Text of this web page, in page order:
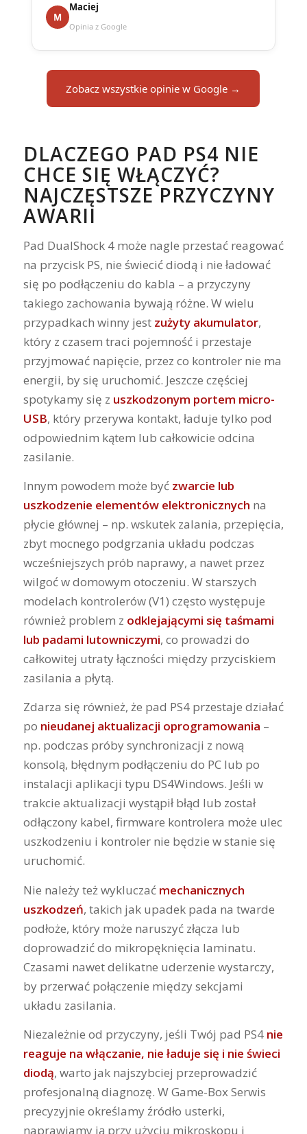
M
Maciej
Opinia z Google
Zobacz wszystkie opinie w Google →
DLACZEGO PAD PS4 NIE
CHCE SIĘ WŁĄCZYĆ?
NAJCZĘSTSZE PRZYCZYNY
AWARII
Pad DualShock 4 może nagle przestać reagować
na przycisk PS, nie świecić diodą i nie ładować
się po podłączeniu do kabla – a przyczyny
takiego zachowania bywają różne. W wielu
przypadkach winny jest zużyty akumulator,
który z czasem traci pojemność i przestaje
przyjmować napięcie, przez co kontroler nie ma
energii, by się uruchomić. Jeszcze częściej
spotykamy się z uszkodzonym portem micro-
USB, który przerywa kontakt, ładuje tylko pod
odpowiednim kątem lub całkowicie odcina
zasilanie.
Innym powodem może być zwarcie lub
uszkodzenie elementów elektronicznych na
płycie głównej – np. wskutek zalania, przepięcia,
zbyt mocnego podgrzania układu podczas
wcześniejszych prób naprawy, a nawet przez
wilgoć w domowym otoczeniu. W starszych
modelach kontrolerów (V1) często występuje
również problem z odklejającymi się taśmami
lub padami lutowniczymi, co prowadzi do
całkowitej utraty łączności między przyciskiem
zasilania a płytą.
Zdarza się również, że pad PS4 przestaje działać
po nieudanej aktualizacji oprogramowania –
np. podczas próby synchronizacji z nową
konsolą, błędnym podłączeniu do PC lub po
instalacji aplikacji typu DS4Windows. Jeśli w
trakcie aktualizacji wystąpił błąd lub został
odłączony kabel, firmware kontrolera może ulec
uszkodzeniu i kontroler nie będzie w stanie się
uruchomić.
Nie należy też wykluczać mechanicznych
uszkodzeń, takich jak upadek pada na twarde
podłoże, który może naruszyć złącza lub
doprowadzić do mikropęknięcia laminatu.
Czasami nawet delikatne uderzenie wystarczy,
by przerwać połączenie między sekcjami
układu zasilania.
Niezależnie od przyczyny, jeśli Twój pad PS4 nie
reaguje na włączanie, nie ładuje się i nie świeci
diodą, warto jak najszybciej przeprowadzić
profesjonalną diagnozę. W Game-Box Serwis
precyzyjnie określamy źródło usterki,
naprawiamy ją przy użyciu mikroskopu i